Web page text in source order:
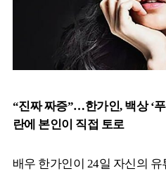
“진짜 짜증”…한가인, 백상 ‘
란에 본인이 직접 토로
배우 한가인이 24일 자신의